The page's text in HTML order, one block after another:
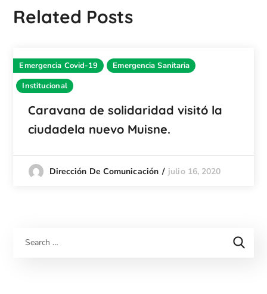
Related Posts
Emergencia Covid-19
Emergencia Sanitaria
Institucional
Caravana de solidaridad visitó la
ciudadela nuevo Muisne.
Dirección De Comunicación julio 16, 2020